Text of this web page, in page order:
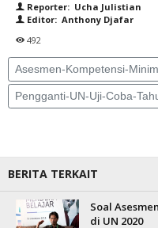
Reporter: Ucha Julistian
Editor: Anthony Djafar
492
Asesmen-Kompetensi-
Pengganti-UN-Uji-Coba-
BERITA TERKAIT
Soal
di UN 2020